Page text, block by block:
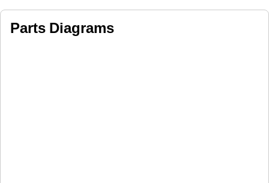
Parts Diagrams